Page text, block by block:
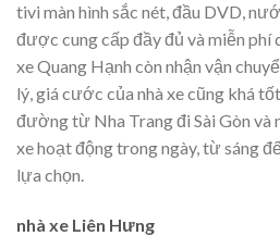
tivi màn hình sắc nét, đầu DVD,
được cung cấp đầy đủ và miễn phí
xe Quang Hạnh còn nhận vận
lý, giá cước của nhà xe cũng khá
đường từ Nha Trang đi Sài Gòn và
xe hoạt động trong ngày, từ sáng
lựa chọn.
nhà xe Liên Hưng